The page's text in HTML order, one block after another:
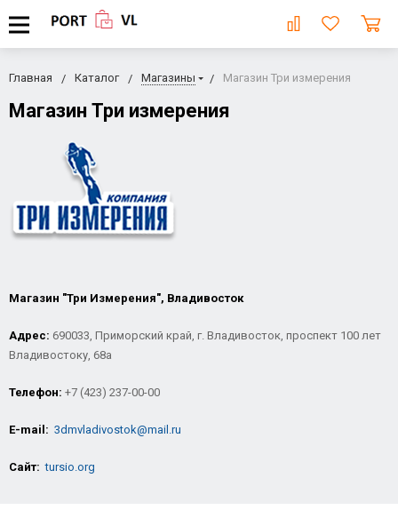
Главная Каталог Магазины Магазин Три измерения
Магазин Три измерения
Магазин "Три Измерения", Владивосток
Адрес: 690033, Приморский край, г. Владивосток, проспект 100 лет
Владивостоку, 68а
Телефон: +7 (423) 237-00-00
E-mail: 3dmvladivostok@mail.ru
Сайт: tursio.org